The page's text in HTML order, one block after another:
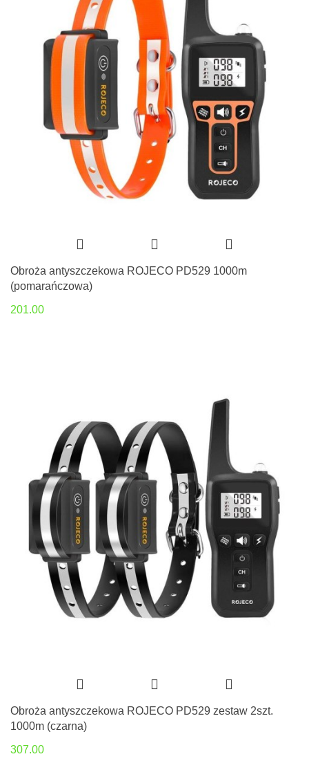
Obroża antyszczekowa ROJECO PD529 1000m
(pomarańczowa)
201.00
Obroża antyszczekowa ROJECO PD529 zestaw 2szt.
1000m (czarna)
307.00